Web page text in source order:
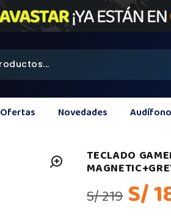
Ofertas Novedades
TECLADO
S/ 219S/